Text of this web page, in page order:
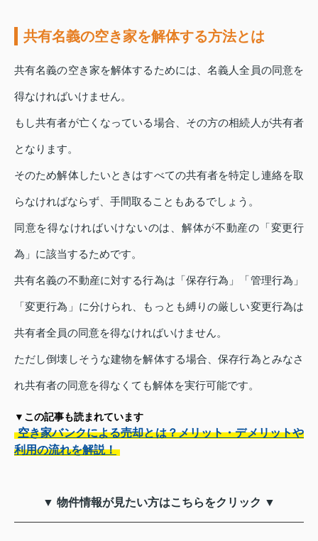
共有名義の空き家を解体する方法とは
共有名義の空き家を解体するためには、名義人全員の同意を
得なければいけません。
もし共有者が亡くなっている場合、その方の相続人が共有者
となります。
そのため解体したいときはすべての共有者を特定し連絡を取
らなければならず、手間取ることもあるでしょう。
同意を得なければいけないのは、解体が不動産の「変更行
為」に該当するためです。
共有名義の不動産に対する行為は「保存行為」「管理行為」
「変更行為」に分けられ、もっとも縛りの厳しい変更行為は
共有者全員の同意を得なければいけません。
ただし倒壊しそうな建物を解体する場合、保存行為とみなさ
れ共有者の同意を得なくても解体を実行可能です。
▼この記事も読まれています
空き家バンクによる売却とは？メリット・デメリットや
利用の流れを解説！
▼ 物件情報が見たい方はこちらをクリック ▼